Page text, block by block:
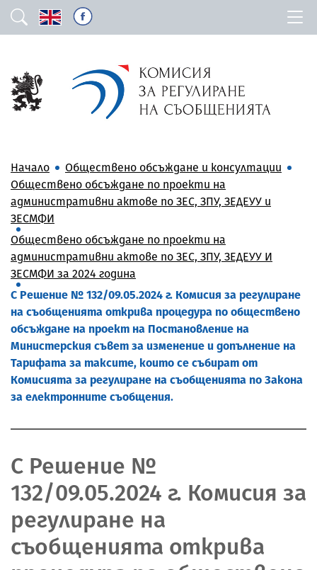
Начало
Обществено обсъждане и консултации
Обществено обсъждане по проекти на
административни актове по ЗЕС, ЗПУ, ЗЕДЕУУ и
ЗЕСМФИ
Обществено обсъждане по проекти на
административни актове по ЗЕС, ЗПУ, ЗЕДЕУУ И
ЗЕСМФИ за 2024 година
С Решение № 132/09.05.2024 г. Комисия за регулиране
на съобщенията открива процедура по обществено
обсъждане на проект на Постановление на
Министерския съвет за изменение и допълнение на
Тарифата за таксите, които се събират от
Комисията за регулиране на съобщенията по Закона
за електронните съобщения.
С Решение №
132/09.05.2024 г. Комисия за
регулиране на
съобщенията открива